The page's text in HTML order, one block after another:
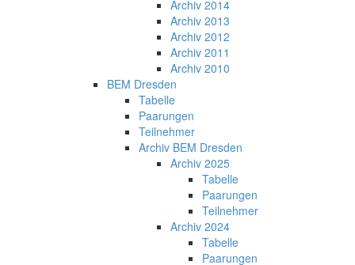
Archiv 2014
Archiv 2013
Archiv 2012
Archiv 2011
Archiv 2010
BEM Dresden
Tabelle
Paarungen
Teilnehmer
Archiv BEM Dresden
Archiv 2025
Tabelle
Paarungen
Teilnehmer
Archiv 2024
Tabelle
Paarungen